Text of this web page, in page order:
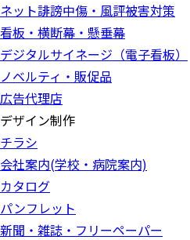
ネット誹謗中傷・風評被害対策
看板・横断幕・懸垂幕
デジタルサイネージ（電子看板）
ノベルティ・販促品
広告代理店
デザイン制作
チラシ
会社案内(学校・病院案内)
カタログ
パンフレット
新聞・雑誌・フリーペーパー